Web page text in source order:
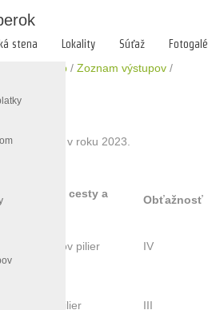
stena Lokality Súťaž
Klub / Zoznam výstupov /
v roku 2023.
Tatry​
Názov cesty a
Obťažnosť
Baníkov pilier IV
VHT pilier III